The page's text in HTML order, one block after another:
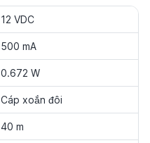
12 VDC
500 mA
0.672 W
Cáp xoắn đôi
40 m